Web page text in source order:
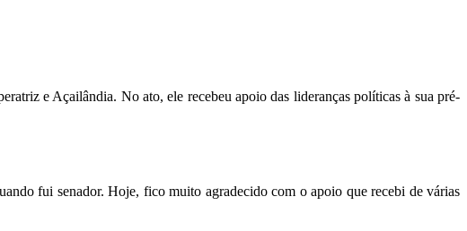
e Açailândia. No ato, ele recebeu apoio das lideranças políticas à sua pré-
fui senador. Hoje, fico muito agradecido com o apoio que recebi de várias